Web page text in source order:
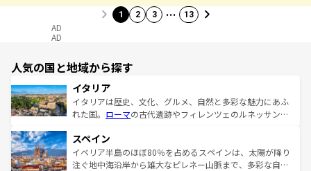
1 2 3 … 13
AD
AD
人気の国と地域から探す
イタリア
イタリアは歴史、文化、グルメ、自然と多彩な魅力にあふ
れた国。 ローマの古代遺跡やフィレンツェのルネッサンス
ろん、トスカーナの美しい田園風景やアマルフィ海岸の絶
景など、自然景観も見逃せない。観光の合間には、本場の
ピザやパスタなど、絶品のイタリア料理を堪能することも
スペイン
イベリア半島のほぼ80％を占めるスペインは、太陽が降り
注ぐ地中海沿岸から雄大なピレネー山脈まで、多彩な自然